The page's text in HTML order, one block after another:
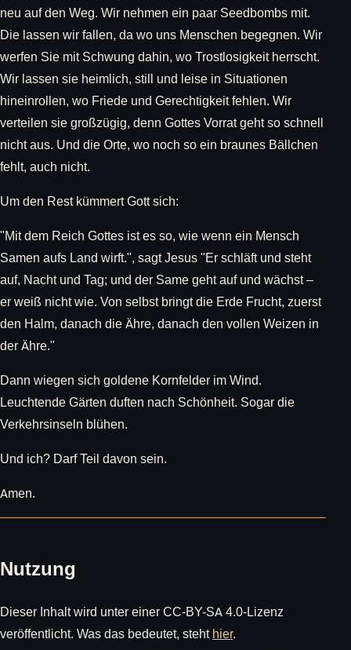
neu auf den Weg. Wir nehmen ein paar Seedbombs mit.
Die lassen wir fallen, da wo uns Menschen begegnen. Wir
werfen Sie mit Schwung dahin, wo Trostlosigkeit herrscht.
Wir lassen sie heimlich, still und leise in Situationen
hineinrollen, wo Friede und Gerechtigkeit fehlen. Wir
verteilen sie großzügig, denn Gottes Vorrat geht so schnell
nicht aus. Und die Orte, wo noch so ein braunes Bällchen
fehlt, auch nicht.
Um den Rest kümmert Gott sich:
"Mit dem Reich Gottes ist es so, wie wenn ein Mensch
Samen aufs Land wirft.", sagt Jesus "Er schläft und steht
auf, Nacht und Tag; und der Same geht auf und wächst –
er weiß nicht wie. Von selbst bringt die Erde Frucht, zuerst
den Halm, danach die Ähre, danach den vollen Weizen in
der Ähre."
Dann wiegen sich goldene Kornfelder im Wind.
Leuchtende Gärten duften nach Schönheit. Sogar die
Verkehrsinseln blühen.
Und ich? Darf Teil davon sein.
Amen.
Nutzung
Dieser Inhalt wird unter einer CC-BY-SA 4.0-Lizenz
veröffentlicht. Was das bedeutet, stehthier.